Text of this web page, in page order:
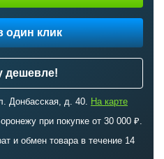
один клик
дешевле!
Донбасская, д. 40. На карте
при покупке от 30 000 ₽.
и обмен товара в течение 14